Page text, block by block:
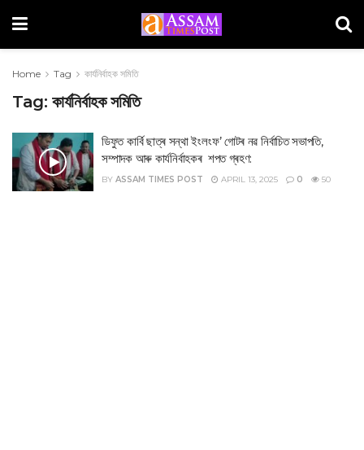
Home Tag কাৰ্যনিৰ্বাহক সমিতি
Tag: কাৰ্যনিৰ্বাহক সমিতি
ডিফুত কাৰ্বি ছাত্ৰ সন্থা ইংলংফ’ গোটৰ নৱ নিৰ্বাচিত সভাপতি,
সম্পাদক আৰু কাৰ্যনিৰ্বাহকৰ শপত গ্ৰহণ:
BY ASSAM TIMES POST APRIL 13, 2025 0 50